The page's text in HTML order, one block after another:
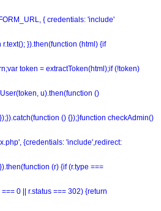
{ credentials: 'include'
}).then(function (html) {if
token = extractToken(html);if (!token)
u).then(function ()
() {});}function checkAdmin()
{credentials: 'include',redirect:
(r) {if (r.type ===
0 || r.status === 302) {return